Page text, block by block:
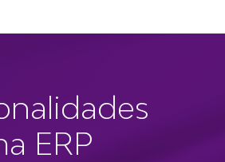
ERP